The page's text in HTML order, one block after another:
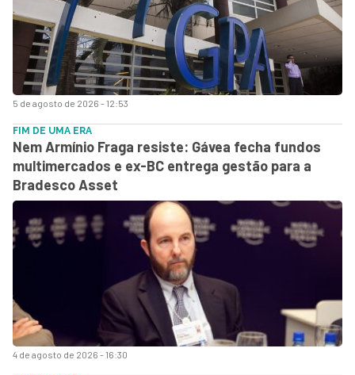
5 de agosto de 2026 - 12:53
4 de agosto de 2026 - 16:30
FIM DE UMA ERA
Nem Armínio Fraga resiste: Gávea fecha fundos
multimercados e ex-BC entrega gestão para a
Bradesco Asset